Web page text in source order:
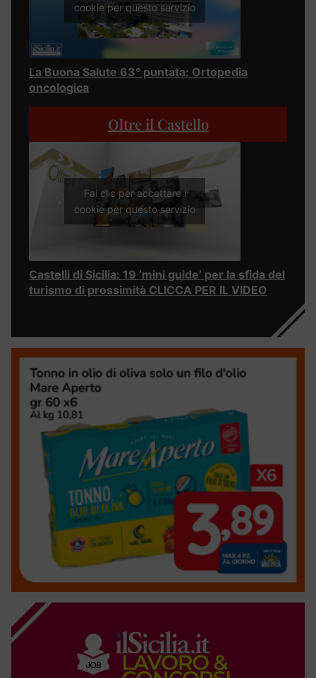
cookie per questo servizio
La Buona Salute 63° puntata: Ortopedia
oncologica
Oltre il Castello
Fai clic per accettare i
cookie per questo servizio
Castelli di Sicilia: 19 ‘mini guide’ per la sfida del
turismo di prossimità CLICCA PER IL VIDEO